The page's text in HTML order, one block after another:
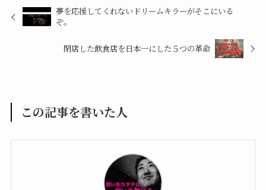
夢を応援してくれないドリームキラーがそこにいる
ぞ。
閉店した飲食店を日本一にした５つの革命
この記事を書いた人